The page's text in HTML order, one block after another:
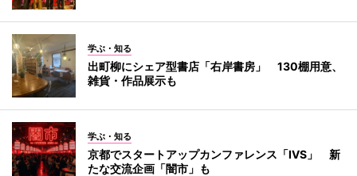
学ぶ・知る
出町柳にシェア型書店「右岸書房」 130棚用意、
雑貨・作品展示も
学ぶ・知る
京都でスタートアップカンファレンス「IVS」 新
たな交流企画「闇市」も